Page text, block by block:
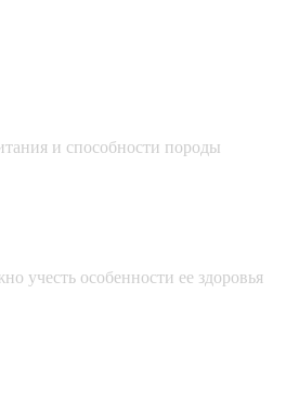
и способности породы
учесть особенности ее здоровья